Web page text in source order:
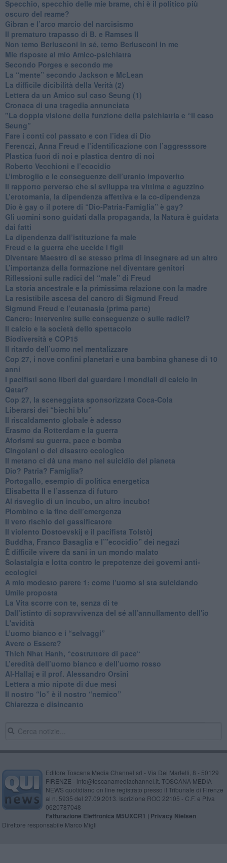
​Specchio, specchio delle mie brame, chi è il politico più
oscuro del reame?
​Gibran e l’arco marcio del narcisismo
​Il prematuro trapasso di B. e Ramses II
​Non temo Berlusconi in sé, temo Berlusconi in me
​Mie risposte al mio Amico-psichiatra
​Secondo Porges e secondo me
​La “mente” secondo Jackson e McLean
La difficile dicibilità della Verità (2)
​Lettera da un Amico sul caso Seung (1)
​Cronaca di una tragedia annunciata
"​La doppia visione della funzione della psichiatria e “il caso
Seung”
​Fare i conti col passato e con l’idea di Dio
​Ferenczi, Anna Freud e l’identificazione con l’aggresssore
Plastica fuori di noi e plastica dentro di noi
​Roberto Vecchioni e l’ecocidio
​L’imbroglio e le conseguenze dell’uranio impoverito
​Il rapporto perverso che si sviluppa tra vittima e aguzzino
L’erotomania, la dipendenza affettiva e la co-dipendenza
​Dio è gay o il potere di “Dio-Patria-Famiglia” è gay?
​Gli uomini sono guidati dalla propaganda, la Natura è guidata
dai fatti
La dipendenza dall’istituzione fa male
​Freud e la guerra che uccide i figli
​Diventare Maestro di se stesso prima di insegnare ad un altro
L’importanza della formazione nel diventare genitori
Riflessioni sulle radici del “male” di Freud
​La storia ancestrale e la primissima relazione con la madre
​La resistibile ascesa del cancro di Sigmund Freud
Sigmund Freud e l’eutanasia (prima parte)
Cancro: intervenire sulle conseguenze o sulle radici?
​Il calcio e la società dello spettacolo
Biodiversità e COP15
​Il ritardo dell’uomo nel mentalizzare
​Cop 27, i nove confini planetari e una bambina ghanese di 10
anni
​I pacifisti sono liberi dal guardare i mondiali di calcio in
Qatar?
​Cop 27, la sceneggiata sponsorizzata Coca-Cola
​Liberarsi dei “biechi blu”
Il riscaldamento globale è adesso
​Erasmo da Rotterdam e la guerra
​Aforismi su guerra, pace e bomba
Cingolani o del disastro ecologico
​Il metano ci dà una mano nel suicidio del pianeta
​Dio? Patria? Famiglia?
Portogallo, esempio di politica energetica
​Elisabetta II e l’assenza di futuro
Al risveglio di un incubo, un altro incubo!
​Piombino e la fine dell’emergenza
​Il vero rischio del gassificatore
​Il violento Dostoevskij e il pacifista Tolstòj
​Buddha, Franco Basaglia e l’”ecocidio” dei negazi
​È difficile vivere da sani in un mondo malato
Solastalgia e lotta contro le prepotenze dei governi anti-
ecologici
​A mio modesto parere 1: come l’uomo si sta suicidando
​Umile proposta
​La Vita scorre con te, senza di te
​Dall’istinto di sopravvivenza del sé all’annullamento dell'io
L'avidità
​L’uomo bianco e i “selvaggi”
​Avere o Essere?
​Thich Nhat Hanh, “costruttore di pace“
​L’eredità dell’uomo bianco e dell’uomo rosso
Al-Hallaj e il prof. Alessandro Orsini
​Lettera a mio nipote di due mesi
​Il nostro “Io” è il nostro “nemico”
​Chiarezza e disincanto
Editore Toscana Media Channel srl - Via Dei Martelli, 8 - 50129
FIRENZE - info@toscanamediachannel.it. TOSCANA MEDIA
NEWS quotidiano on line registrato presso il Tribunale di Firenze
al n. 5935 del 27.09.2013. Iscrizione ROC 22105 - C.F. e P.Iva
0620787048
Fatturazione Elettronica M5UXCR1 | Privacy Nielsen
Direttore responsabile Marco Migli